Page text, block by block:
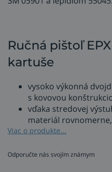
Ručná pištoľ
kartuše
vysoko výkonná
s kovovou
vďaka stredovej
materiál rovnomerne,
ľahká a vyvážená
dávkuje 1:1 a 2:1
Viac o produkte...
Odporučte nás svojím známym